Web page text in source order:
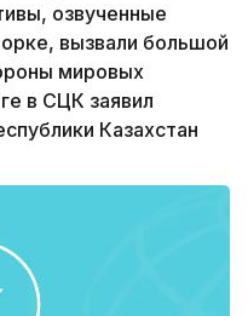
озвученные
вызвали большой
мировых
в СЦК заявил
Казахстан